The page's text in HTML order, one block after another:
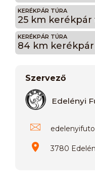
KERÉKPÁR TÚRA
25 km kerékpár
KERÉKPÁR TÚRA
84 km
Szervező
Edelényi
3780